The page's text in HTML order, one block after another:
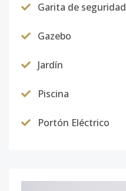
Garita de seguridad
Gazebo
Jardín
Piscina
Portón Eléctrico